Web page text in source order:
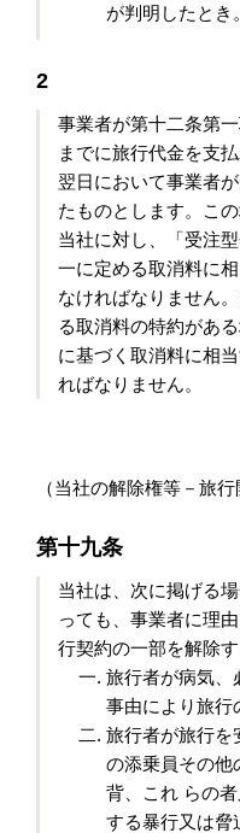
が判明したとき。
2
事業者が第十二条第
までに旅行代金を支
翌日において事業者
たものとします。こ
当社に対し、「受注
一に定める取消料に
なければなりません
る取消料の特約があ
に基づく取消料に相
ればなりません。
（当社の解除権等－旅行
第十九条
当社は、次に掲げる
っても、事業者に理
行契約の一部を解除
旅行者が病気、
事由により旅行
旅行者が旅行を
の添乗員その他
背、これ らの
する暴行又は脅